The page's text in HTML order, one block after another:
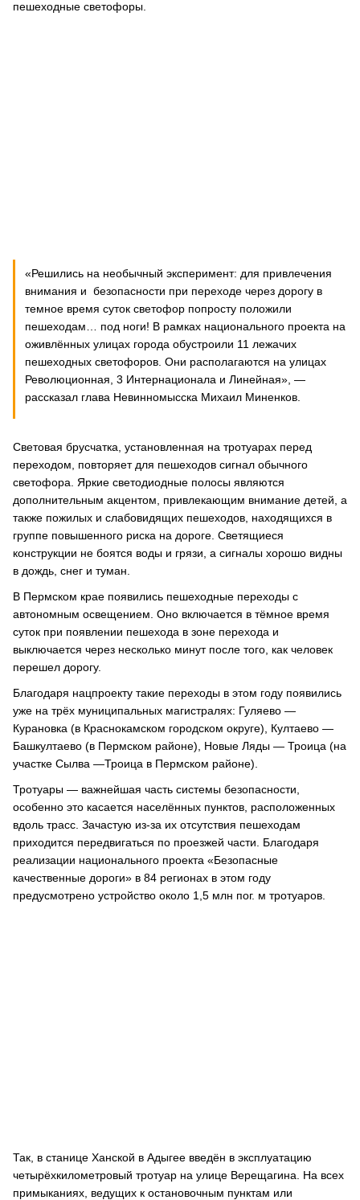
пешеходные светофоры.
«Решились на необычный эксперимент: для привлечения
внимания и безопасности при переходе через дорогу в
темное время суток светофор попросту положили
пешеходам… под ноги! В рамках национального проекта на
оживлённых улицах города обустроили 11 лежачих
пешеходных светофоров. Они располагаются на улицах
Революционная, 3 Интернационала и Линейная», —
рассказал глава Невинномысска Михаил Миненков.
Световая брусчатка, установленная на тротуарах перед
переходом, повторяет для пешеходов сигнал обычного
светофора. Яркие светодиодные полосы являются
дополнительным акцентом, привлекающим внимание детей, а
также пожилых и слабовидящих пешеходов, находящихся в
группе повышенного риска на дороге. Светящиеся
конструкции не боятся воды и грязи, а сигналы хорошо видны
в дождь, снег и туман.
В Пермском крае появились пешеходные переходы с
автономным освещением. Оно включается в тёмное время
суток при появлении пешехода в зоне перехода и
выключается через несколько минут после того, как человек
перешел дорогу.
Благодаря нацпроекту такие переходы в этом году появились
уже на трёх муниципальных магистралях: Гуляево —
Курановка (в Краснокамском городском округе), Култаево —
Башкултаево (в Пермском районе), Новые Ляды — Троица (на
участке Сылва —Троица в Пермском районе).
Тротуары ― важнейшая часть системы безопасности,
особенно это касается населённых пунктов, расположенных
вдоль трасс. Зачастую из-за их отсутствия пешеходам
приходится передвигаться по проезжей части. Благодаря
реализации национального проекта «Безопасные
качественные дороги» в 84 регионах в этом году
предусмотрено устройство около 1,5 млн пог. м тротуаров.
Так, в станице Ханской в Адыгее введён в эксплуатацию
четырёхкилометровый тротуар на улице Верещагина. На всех
примыканиях, ведущих к остановочным пунктам или